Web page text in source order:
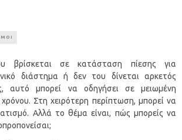
σε κατάσταση πίεσης για
διάστημα ή δεν του δίνεται αρκετός
αυτό μπορεί να οδηγήσει σε μειωμένη
Στη χειρότερη περίπτωση, μπορεί να
Αλλά το θέμα είναι, πώς μπορείς να